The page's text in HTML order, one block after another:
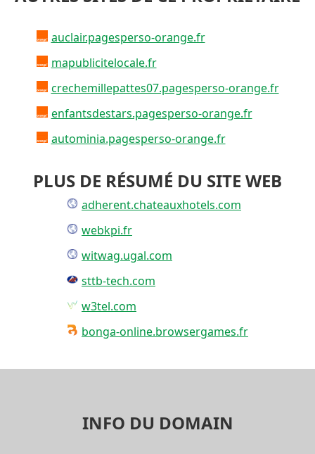
auclair.pagesperso-orange.fr
mapublicitelocale.fr
crechemillepattes07.pagesperso-orange.fr
enfantsdestars.pagesperso-orange.fr
autominia.pagesperso-orange.fr
PLUS DE RÉSUMÉ DU SITE WEB
adherent.chateauxhotels.com
webkpi.fr
witwag.ugal.com
sttb-tech.com
w3tel.com
bonga-online.browsergames.fr
INFO DU DOMAIN